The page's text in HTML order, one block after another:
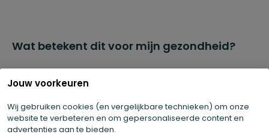
Jouw voorkeuren
Wij gebruiken cookies (en vergelijkbare technieken) om onze
website te verbeteren en om gepersonaliseerde content en
advertenties aan te bieden.
Wat betekent dit voor mijn gezondheid?
Er zitten verschillende gezonde voedingsstoffen in de
rabarber. Hoe dragen deze bij aan jouw gezondheid? We
Vitamine K is in je lichaam betrokken bij de normale
stolling van je bloed. Ook helpt de vitamine bij het